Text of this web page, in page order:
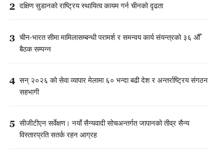
2 दक्षिण सुडानको राष्ट्रिय स्थायित्व कायम गर्न चीनको दृढता
3 चीन-भारत सीमा मामिलासम्बन्धी परामर्श र समन्वय कार्य संयन्त्रको ३६ औँ
बैठक सम्पन्न
4 सन् २०२६ को सेवा व्यापार मेलामा ६० भन्दा बढी देश र अन्तर्राष्ट्रिय संगठन
सहभागी
5 सीजीटीएन सर्वेक्षण। नयाँ सैन्यवादी सोचअन्तर्गत जापानको तीव्र सैन्य
विस्तारप्रति सतर्क रहन आग्रह